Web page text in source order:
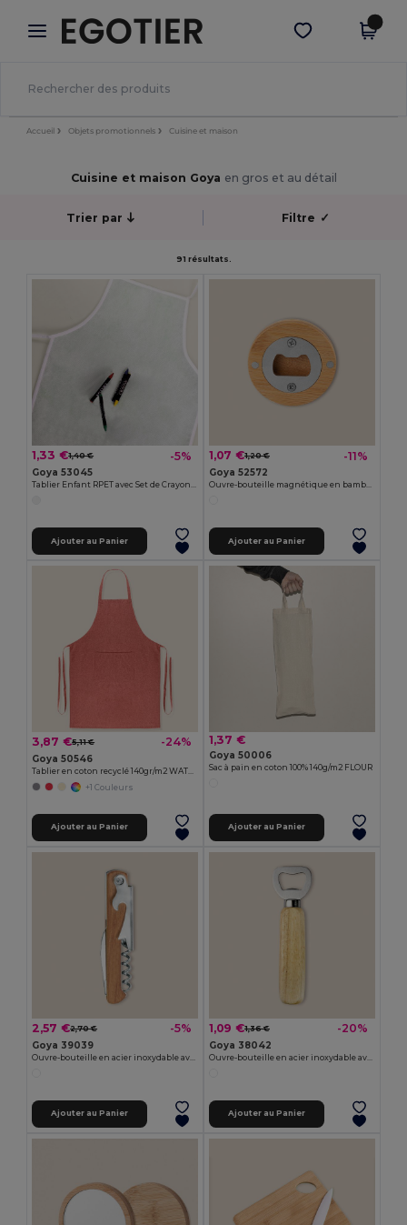
× Appli Egotier
Meilleurs prix sur l’app !
Obtenir l'appli
Accueil Objets promotionnels Cuisine et maison
Cuisine et maison Goya en gros et au détail
Trier par Filtre ✓
91 résultats.
1,33 €1,40 € -5%
Goya 53045
Tablier Enfant RPET avec Set de Crayons COOKER
Ajouter au Panier
1,07 €1,20 € -11%
Goya 52572
Ouvre-bouteille magnétique en bambou et métal ZUG
Ajouter au Panier
3,87 €5,11 € -24%
Goya 50546
+1 Couleurs
Ajouter au Panier
1,37 €
Goya 50006
Sac à pain en coton 100% 140g/m2 FLOUR
Ajouter au Panier
2,57 €2,70 € -5%
Goya 39039
Ajouter au Panier
1,09 €1,36 € -20%
Goya 38042
Ajouter au Panier